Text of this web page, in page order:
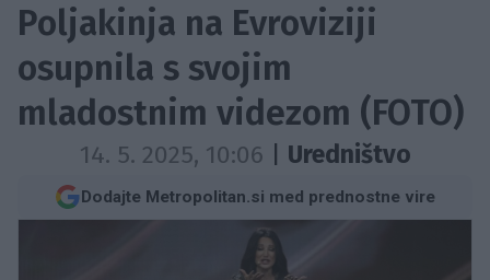
Poljakinja na Evroviziji
osupnila s svojim
mladostnim videzom (FOTO)
14. 5. 2025, 10:06 Uredništvo
Dodajte Metropolitan.si med prednostne vire